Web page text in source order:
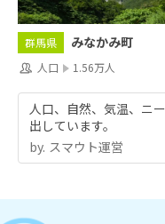
群馬県 みなかみ町
人口 1.56万人
人口、自然、気温、ニ
出しています。
by.︎ スマウト運営